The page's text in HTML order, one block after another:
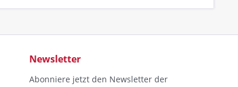
Newsletter
Abonniere jetzt den Newsletter der